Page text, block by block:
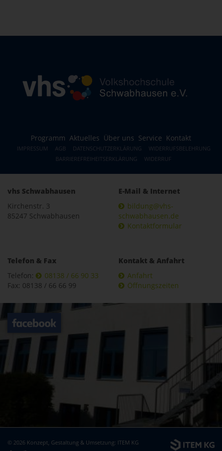
Programm Aktuelles Über uns Service Kontakt
IMPRESSUM AGB DATENSCHUTZERKLÄRUNG
WIDERRUFSBELEHRUNG
BARRIEREFREIHEITSERKLÄRUNG
WIDERRUF
vhs Schwabhausen
Kirchenstr. 3
85247 Schwabhausen
E-Mail & Internet
bildung@vhs-
schwabhausen.de
Kontaktformular
Telefon & Fax
Telefon:
08138 / 66 90 33
Fax: 08138 / 66 66 99
Kontakt & Anfahrt
Anfahrt
Öffnungszeiten
© 2026 Konzept, Gestaltung & Umsetzung: ITEM KG